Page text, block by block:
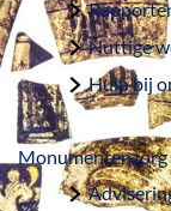
Nuttige
Hulp bij
Monumentenzorg